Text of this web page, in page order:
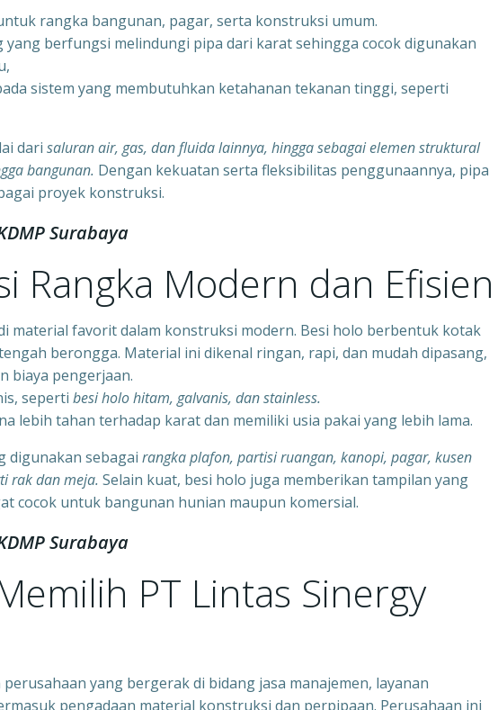
rangka bangunan, pagar, serta konstruksi umum.
yang berfungsi melindungi pipa dari karat sehingga cocok digunakan
sistem yang membutuhkan ketahanan tekanan tinggi, seperti
dari saluran air, gas, dan fluida lainnya, hingga sebagai elemen struktural
bangunan. Dengan kekuatan serta fleksibilitas penggunaannya, pipa
proyek konstruksi.
Surabaya
Rangka Modern dan Efisien
material favorit dalam konstruksi modern. Besi holo berbentuk kotak
berongga. Material ini dikenal ringan, rapi, dan mudah dipasang,
biaya pengerjaan.
seperti besi holo hitam, galvanis, dan stainless.
lebih tahan terhadap karat dan memiliki usia pakai yang lebih lama.
digunakan sebagai rangka plafon, partisi ruangan, kanopi, pagar, kusen
rak dan meja. Selain kuat, besi holo juga memberikan tampilan yang
cocok untuk bangunan hunian maupun komersial.
Surabaya
PT Lintas Sinergy
yang bergerak di bidang jasa manajemen, layanan
pengadaan material konstruksi dan perpipaan. Perusahaan ini